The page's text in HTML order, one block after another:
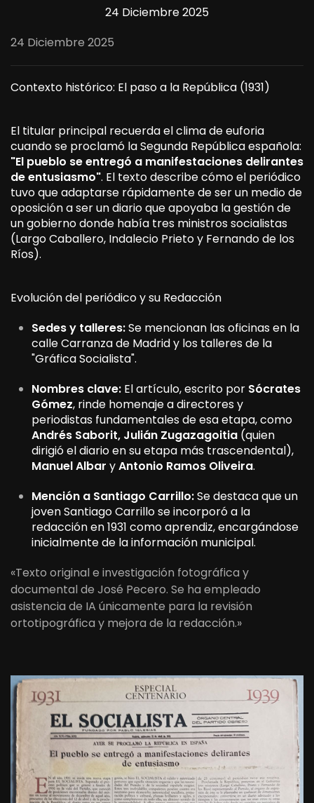
24 Diciembre 2025
24 Diciembre 2025
Contexto histórico: El paso a la República (1931)
El titular principal recuerda el clima de euforia
cuando se proclamó la Segunda República española:
"El pueblo se entregó a manifestaciones delirantes
de entusiasmo". El texto describe cómo el periódico
tuvo que adaptarse rápidamente de ser un medio de
oposición a ser un diario que apoyaba la gestión de
un gobierno donde había tres ministros socialistas
(Largo Caballero, Indalecio Prieto y Fernando de los
Ríos).
Evolución del periódico y su Redacción
Sedes y talleres:Se mencionan las oficinas en la
calle Carranza de Madrid y los talleres de la
"Gráfica Socialista".
Nombres clave: El artículo, escrito por Sócrates
Gómez, rinde homenaje a directores y
periodistas fundamentales de esa etapa, como
Andrés Saborit, Julián Zugazagoitia (quien
dirigió el diario en su etapa más trascendental),
Manuel Albar yAntonio Ramos Oliveira.
Mención a Santiago Carrillo:Se destaca que un
joven Santiago Carrillo se incorporó a la
redacción en 1931 como aprendiz, encargándose
inicialmente de la información municipal.
«Texto original e investigación fotográfica y
documental de José Pecero. Se ha empleado
asistencia de IA únicamente para la revisión
ortotipográfica y mejora de la redacción.»